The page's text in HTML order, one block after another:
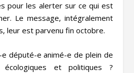
pour les alerter sur ce qui est
Le message, intégralement
leur est parvenu fin octobre.
e député-e animé-e de plein de
écologiques et politiques ?